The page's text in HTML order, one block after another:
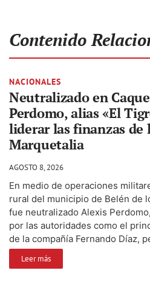
Contenido
NACIONALES
Neutralizado en
Perdomo, alias «El
liderar las finanzas de
Marquetalia
AGOSTO 8, 2026
En medio de operaciones
rural del municipio de Belén de
fue neutralizado Alexis
por las autoridades como el
de la compañía Fernando Díaz,
Leer más